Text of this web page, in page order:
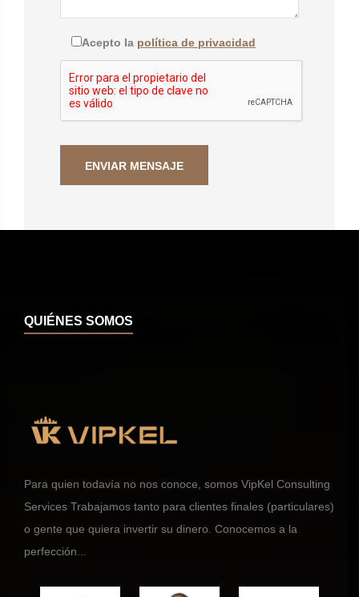
Acepto la política de privacidad
QUIÉNES SOMOS
Para quien todavía no nos conoce, somos VipKel Consulting
Services Trabajamos tanto para clientes finales (particulares)
o gente que quiera invertir su dinero. Conocemos a la
perfección...